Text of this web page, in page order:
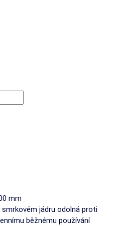
množství
mm
smrkovém jádru odolná proti
běžnému používání